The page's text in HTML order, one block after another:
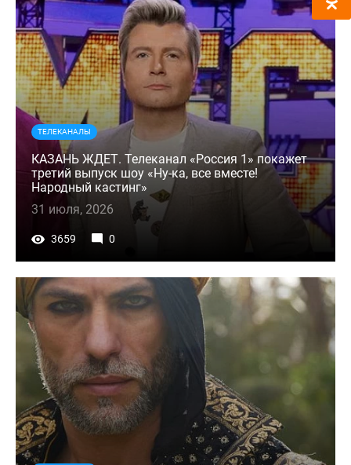
ТЕЛЕКАНАЛЫ
КАЗАНЬ ЖДЕТ. Телеканал «Россия 1» покажет
третий выпуск шоу «Ну-ка, все вместе!
Народный кастинг»
31 июля, 2026
3659 0